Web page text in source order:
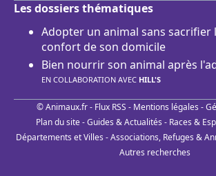
Les dossiers thématiques
Adopter un animal sans sacrifier
confort de son domicile
Bien nourrir son animal après
EN COLLABORATION AVEC HILL'S
© Animaux.fr - Flux RSS - Mentions légales -
Plan du site-Guides & Actualités - Races &
Départements et Villes -Associations, Refuges &
Autres recherches